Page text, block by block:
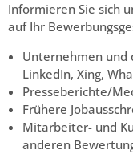
Informieren Sie sich
auf Ihr
Unternehmen und
LinkedIn, Xing,
Presseberichte/
Frühere
Mitarbeiter- und
anderen